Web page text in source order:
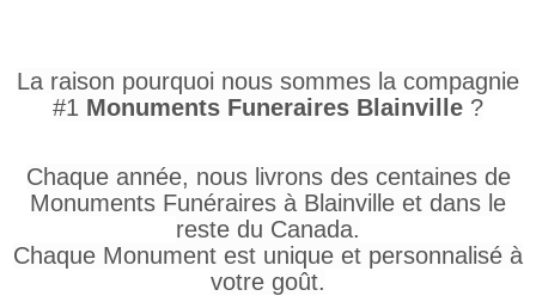
La raison pourquoi nous sommes la compagnie
#1 Monuments Funeraires Blainville ?
Chaque année, nous livrons des centaines de
Monuments Funéraires à Blainville et dans le
reste du Canada.
Chaque Monument est unique et personnalisé à
votre goût.